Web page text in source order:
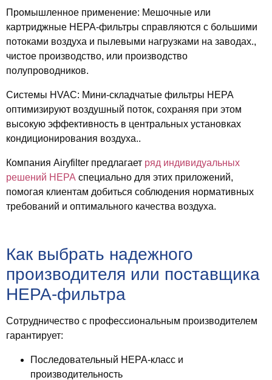
Промышленное применение: Мешочные или
картриджные HEPA-фильтры справляются с большими
потоками воздуха и пылевыми нагрузками на заводах.,
чистое производство, или производство
полупроводников.
Системы HVAC: Мини-складчатые фильтры HEPA
оптимизируют воздушный поток, сохраняя при этом
высокую эффективность в центральных установках
кондиционирования воздуха..
Компания Airyfilter предлагает ряд индивидуальных
решений HEPA специально для этих приложений,
помогая клиентам добиться соблюдения нормативных
требований и оптимального качества воздуха.
Как выбрать надежного
производителя или поставщика
HEPA-фильтра
Сотрудничество с профессиональным производителем
гарантирует:
Последовательный HEPA-класс и
производительность